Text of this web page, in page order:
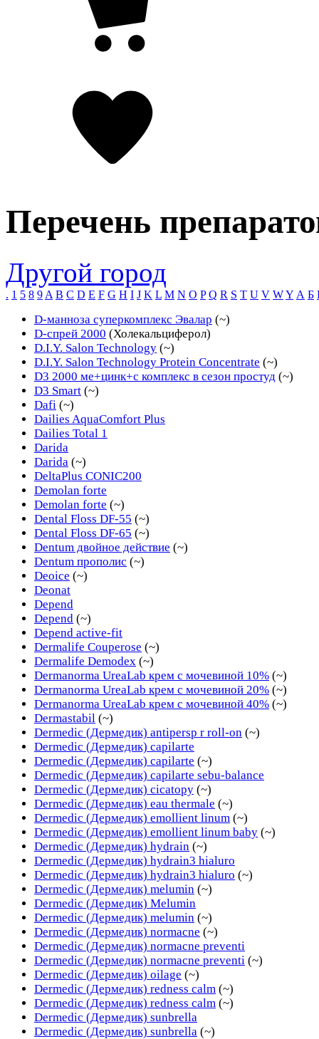
Перечень
Другой город
. 1 5 8 9 A B C D E F G H I J K L M N O P Q R S T U V WY А Б
D-манноза суперкомплекс Эвалар (~)
D-спрей 2000 (Холекальциферол)
D.I.Y. Salon Technology (~)
D.I.Y. Salon Technology Protein Concentrate (~)
D3 2000 ме+цинк+с комплекс в сезон простуд (~)
D3 Smart (~)
Dafi (~)
Dailies AquaComfort Plus
Dailies Total 1
Darida
Darida (~)
DeltaPlus CONIC200
Demolan forte
Demolan forte (~)
Dental Floss DF-55 (~)
Dental Floss DF-65 (~)
Dentum двойное действие (~)
Dentum прополис (~)
Deoice (~)
Deonat
Depend
Depend (~)
Depend active-fit
Dermalife Couperose (~)
Dermalife Demodex (~)
Dermanorma UreaLab крем с мочевиной 10% (~)
Dermanorma UreaLab крем с мочевиной 20% (~)
Dermanorma UreaLab крем с мочевиной 40% (~)
Dermastabil (~)
Dermedic (Дермедик) antipersp r roll-on (~)
Dermedic (Дермедик) capilarte
Dermedic (Дермедик) capilarte (~)
Dermedic (Дермедик) capilarte sebu-balance
Dermedic (Дермедик) cicatopy (~)
Dermedic (Дермедик) eau thermale (~)
Dermedic (Дермедик) emollient linum (~)
Dermedic (Дермедик) emollient linum baby (~)
Dermedic (Дермедик) hydrain (~)
Dermedic (Дермедик) hydrain3 hialuro
Dermedic (Дермедик) hydrain3 hialuro (~)
Dermedic (Дермедик) melumin (~)
Dermedic (Дермедик) Melumin
Dermedic (Дермедик) melumin (~)
Dermedic (Дермедик) normacne (~)
Dermedic (Дермедик) normacne preventi
Dermedic (Дермедик) normacne preventi (~)
Dermedic (Дермедик) oilage (~)
Dermedic (Дермедик) redness calm (~)
Dermedic (Дермедик) redness calm (~)
Dermedic (Дермедик) sunbrella
Dermedic (Дермедик) sunbrella (~)